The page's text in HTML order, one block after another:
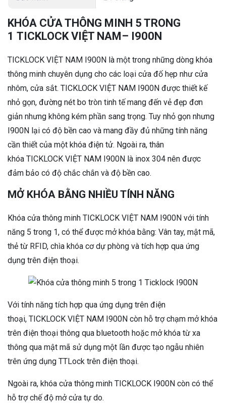
KHÓA CỬA THÔNG MINH 5 TRONG
1 TICKLOCK VIỆT NAM– I900N
TICKLOCK VIỆT NAM I900N là một trong những dòng khóa
thông minh chuyên dụng cho các loại cửa đố hẹp như cửa
nhôm, cửa sắt. TICKLOCK VIỆT NAM I900N được thiết kế
nhỏ gọn, đường nét bo tròn tinh tế mang đến vẻ đẹp đơn
giản nhưng không kém phần sang trọng. Tuy nhỏ gọn nhưng
I900N lại có độ bền cao và mang đầy đủ những tính năng
cần thiết của một khóa điện tử. Ngoài ra, thân
khóa TICKLOCK VIỆT NAM I900N là inox 304 nên được
đảm bảo có độ chắc chắn và độ bền cao.
MỞ KHÓA BẰNG NHIỀU TÍNH NĂNG
Khóa cửa thông minh TICKLOCK VIỆT NAM I900N với tính
năng 5 trong 1, có thể được mở khóa bằng: Vân tay, mật mã,
thẻ từ RFID, chìa khóa cơ dự phòng và tích hợp qua ứng
dụng trên điện thoại.
Với tính năng tích hợp qua ứng dụng trên điện
thoại, TICKLOCK VIỆT NAM I900N còn hỗ trợ chạm mở khóa
trên điện thoại thông qua bluetooth hoặc mở khóa từ xa
thông qua mật mã sử dụng một lần được tạo ngẫu nhiên
trên ứng dụng TTLock trên điện thoại.
Ngoài ra, khóa cửa thông minh TICKLOCK I900N còn có thể
hỗ trợ chế độ mở cửa tự do.